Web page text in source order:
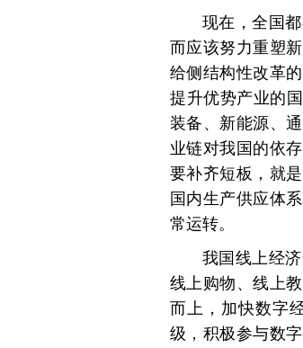
现在，全国
而应该努力重塑
给侧结构性改革
提升优势产业的
装备、新能源、
业链对我国的依
要补齐短板，就
国内生产供应体
常运转。
我国线上经
线上购物、线上
而上，加快数字
级，积极参与数